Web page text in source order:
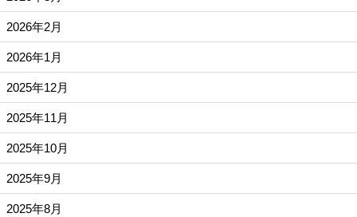
2026年2月
2026年1月
2025年12月
2025年11月
2025年10月
2025年9月
2025年8月